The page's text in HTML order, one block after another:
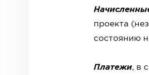
проекта
состоянию
Платежи, в